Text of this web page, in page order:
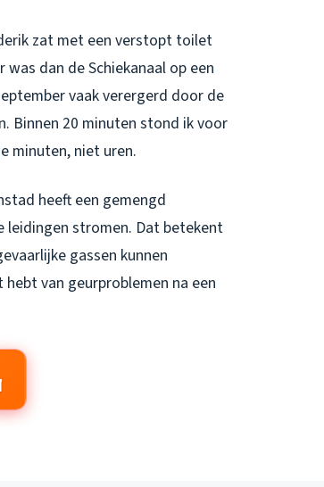
zat met een verstopt toilet
dan de Schiekanaal op een
vaak verergerd door de
Binnen 20 minuten stond ik voor
minuten, niet uren.
heeft een gemengd
stromen. Dat betekent
gassen kunnen
hebt van geurproblemen na een